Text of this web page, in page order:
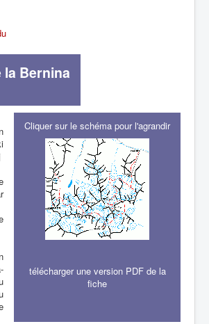
SPORTIVE
Bernina
Cliquer sur le schéma pour l'agrandir
télécharger une version PDF de la
fiche